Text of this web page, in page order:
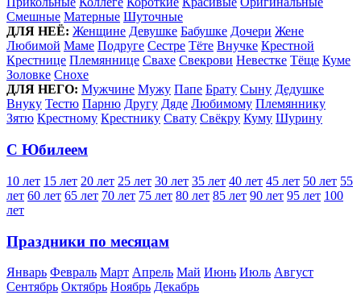
Смешные Матерные Шуточные
ДЛЯ НЕЁ: Женщине Девушке Бабушке Дочери Жене
Любимой Маме Подруге Сестре Тёте Внучке Крестной
Крестнице Племяннице Свахе Свекрови Невестке Тёще Куме
Золовке Снохе
ДЛЯ НЕГО: Мужчине Мужу Папе Брату Сыну Дедушке
Внуку Тестю Парню Другу Дяде Любимому Племяннику
Зятю Крестному Крестнику Свату Свёкру Куму Шурину
С Юбилеем
10 лет 15 лет 20 лет 25 лет 30 лет 35 лет 40 лет 45 лет 50 лет 55
лет 60 лет 65 лет 70 лет 75 лет 80 лет 85 лет 90 лет 95 лет 100
лет
Праздники по месяцам
Январь Февраль Март Апрель Май Июнь Июль Август
Сентябрь Октябрь Ноябрь Декабрь